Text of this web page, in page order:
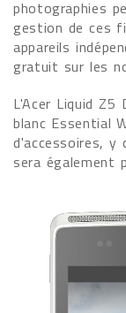
photographies
gestion de ces
appareils
gratuit sur les
L'Acer Liquid Z5
blanc Essential
d'accessoires,
sera également